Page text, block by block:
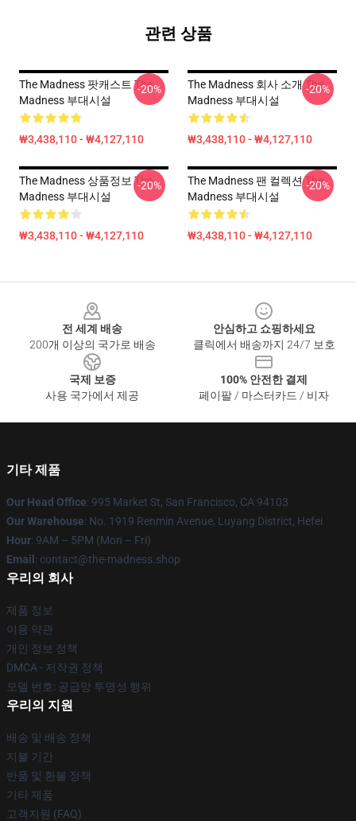
관련 상품
The Madness 팟캐스트 The
Madness 부대시설
₩3,438,110 - ₩4,127,110
-20%
The Madness 회사 소개 The
Madness 부대시설
₩3,438,110 - ₩4,127,110
-20%
The Madness 상품정보 The
Madness 부대시설
₩3,438,110 - ₩4,127,110
-20%
The Madness 팬 컬렉션 The
Madness 부대시설
₩3,438,110 - ₩4,127,110
-20%
전 세계 배송
200개 이상의 국가로 배송
안심하고 쇼핑하세요
클릭에서 배송까지 24/7 보호
국제 보증
사용 국가에서 제공
100% 안전한 결제
페이팔 / 마스터카드 / 비자
기타 제품
Our Head Office: 995 Market St, San Francisco, CA 94103
Our Warehouse: No. 1919 Renmin Avenue, Luyang District, Hefei
Hour: 9AM – 5PM (Mon – Fri)
Email : contact@the-madness.shop
우리의 회사
제품 정보
이용 약관
개인 정보 정책
DMCA - 저작권 정책
모델 번호: 공급망 투명성 행위
우리의 지원
배송 및 배송 정책
지불 기간
반품 및 환불 정책
기타 제품
고객지원 (FAQ)